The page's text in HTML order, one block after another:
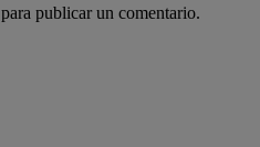
para publicar un comentario.